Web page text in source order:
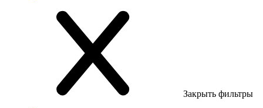
Закрыть фильтры